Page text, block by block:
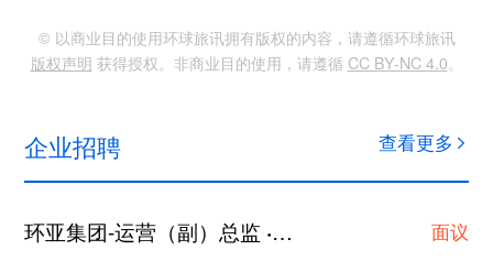
© 以商业目的使用环球旅讯拥有版权的内容，请遵循环球旅讯
版权声明 获得授权。非商业目的使用，请遵循 CC BY-NC 4.0。
企业招聘 查看更多
环亚集团-运营（副）总监 · 上海
面议